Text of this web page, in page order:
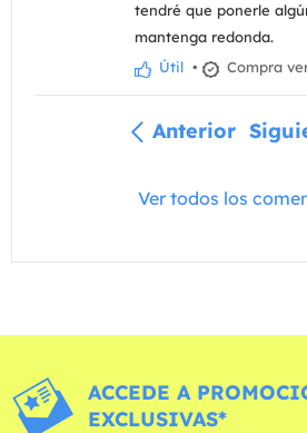
tendré que ponerle
mantenga redonda.
Útil • Compra
Anterior
Ver todos los
ACCEDE A
EXCLUSIVAS*